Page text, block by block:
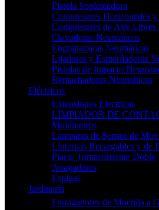
Pistola Sopleteadora
Compresores Horizontales
Compresores de Aire Libres
Clavadoras Neumáticas
Engrapadoras Neumáticas
Lijadoras y Esmeriladoras
Pistolas de Impacto
Remachadoras Neumáticas
Eléctricos
Extensiones Electricas
LIMPIADOR DE
Multímetros
Lamparas de Sensor de
Linternas Recargables y de
Placa/ Tomacorriente Doble
Apagadores
Espigas
Jardinería
Fumigadores de Mochila a